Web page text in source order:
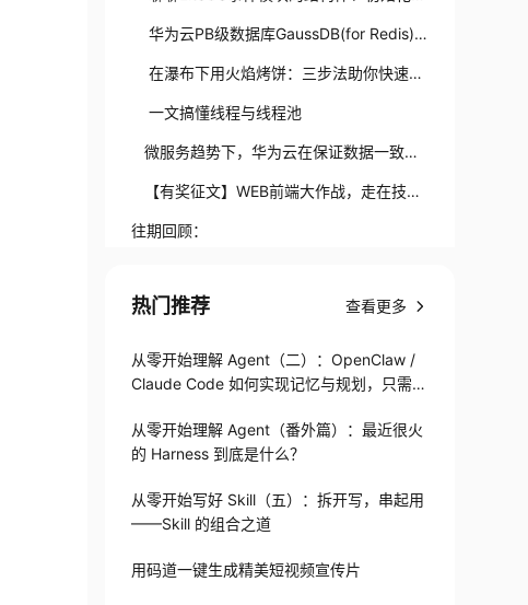
常用操作
华为云PB级数据库GaussDB(for Redis)
揭秘第七期：高斯Redis与强一致
在瀑布下用火焰烤饼：三步法助你快速定
位网站性能问题
一文搞懂线程与线程池
微服务趋势下，华为云在保证数据一致性
方面的实践
【有奖征文】WEB前端大作战，走在技术
最前端！
往期回顾：
热门推荐 查看更多
从零开始理解 Agent（二）：OpenClaw /
Claude Code 如何实现记忆与规划，只需1
从零开始理解 Agent（番外篇）：最近很火
的 Harness 到底是什么？
从零开始写好 Skill（五）：拆开写，串起用
——Skill 的组合之道
用码道一键生成精美短视频宣传片